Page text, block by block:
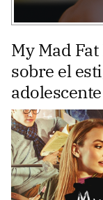
My Mad
sobre el
adolescente